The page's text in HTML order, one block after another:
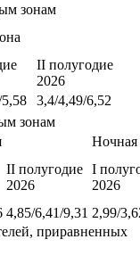
зонам
II полугодие
2026
3,4/4,49/6,52
зонам
Ночная
II полугодие
2026
I
2026
4,85/6,41/9,31 2,99/
приравненных